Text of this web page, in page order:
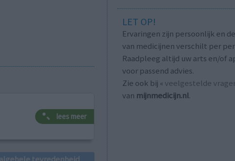
lees meer
LET OP!
Ervaringen zijn persoonlijk en
van medicijnen verschilt per
Raadpleeg altijd uw arts en/of
voor passend advies.
Zie ook bij « veelgestelde
van mijnmedicijn.nl.